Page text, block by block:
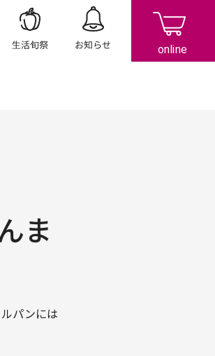
索
イベント/キャンペーン
生活旬祭 お知らせ
ま
パンには